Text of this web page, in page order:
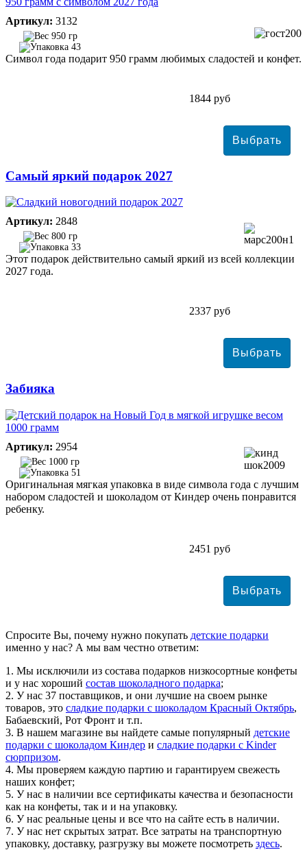
Артикул: 3132
950 гр
43
Символ года подарит 950 грамм любимых сладостей и конфет.
1844 руб
Самый яркий подарок 2027
Артикул: 2848
800 гр
33
Этот подарок действительно самый яркий из всей коллекции
2027 года.
2337 руб
Забияка
Артикул: 2954
1000 гр
51
Оригинальная мягкая упаковка в виде символа года с лучшим
набором сладостей и шоколадом от Киндер очень понравится
ребенку.
2451 руб
Спросите Вы, почему нужно покупать детские подарки
именно у нас? А мы вам честно ответим:
1. Мы исключили из состава подарков низкосортные конфеты
и у нас хороший состав шоколадного подарка;
2. У нас 37 поставщиков, и они лучшие на своем рынке
товаров, это сладкие подарки с шоколадом Красный Октябрь,
Бабаевский, Рот Фронт и т.п.
3. В нашем магазине вы найдете самые популярный детские
подарки с шоколадом Киндер и сладкие подарки с Kinder
сюрпризом.
4. Мы проверяем каждую партию и гарантируем свежесть
наших конфет;
5. У нас в наличии все сертификаты качества и безопасности
как на конфеты, так и и на упаковку.
6. У нас реальные цены и все что на сайте есть в наличии.
7. У нас нет скрытых затрат. Все затраты на транспортную
упаковку, доставку, разгрузку вы можете посмотреть здесь.